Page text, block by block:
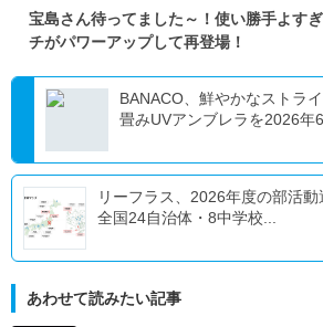
宝島さん待ってました～！使い勝手よす
チがパワーアップして再登場！
BANACO、鮮やかなストラ
畳みUVアンブレラを2026年
リーフラス、2026年度の部活
全国24自治体・8中学校...
あわせて読みたい記事